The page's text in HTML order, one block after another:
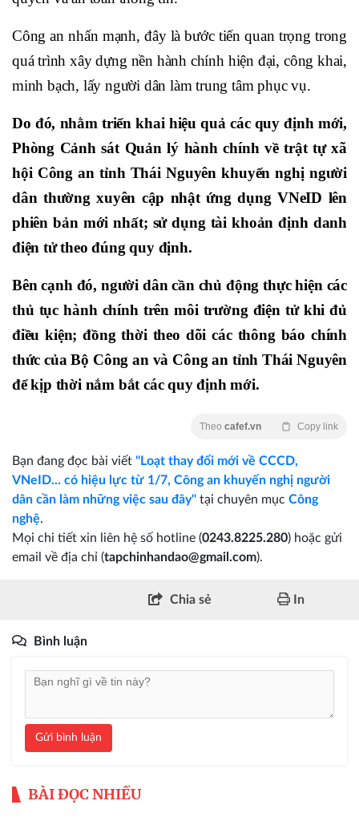
Công an nhấn mạnh, đây là bước tiến quan trọng trong
quá trình xây dựng nền hành chính hiện đại, công khai,
minh bạch, lấy người dân làm trung tâm phục vụ.
Do đó, nhằm triển khai hiệu quả các quy định mới,
Phòng Cảnh sát Quản lý hành chính về trật tự xã
hội Công an tỉnh Thái Nguyên khuyến nghị người
dân thường xuyên cập nhật ứng dụng VNeID lên
phiên bản mới nhất; sử dụng tài khoản định danh
điện tử theo đúng quy định.
Bên cạnh đó, người dân cần chủ động thực hiện các
thủ tục hành chính trên môi trường điện tử khi đủ
điều kiện; đồng thời theo dõi các thông báo chính
thức của Bộ Công an và Công an tỉnh Thái Nguyên
để kịp thời nắm bắt các quy định mới.
Theo cafef.vn Copy link
Bạn đang đọc bài viết "Loạt thay đổi mới về CCCD,
VNeID... có hiệu lực từ 1/7, Công an khuyến nghị người
dân cần làm những việc sau đây" tại chuyên mục Công
nghệ.
Mọi chi tiết xin liên hệ số hotline (0243.8225.280) hoặc gửi
email về địa chỉ (tapchinhandao@gmail.com).
Chia sẻ In
Bình luận
Gửi bình luận
BÀI ĐỌC NHIỀU